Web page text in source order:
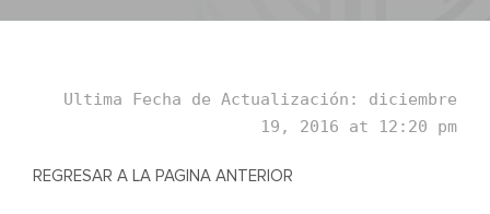
Ultima Fecha de Actualización: diciembre
19, 2016 at 12:20 pm
REGRESAR A LA PAGINA ANTERIOR